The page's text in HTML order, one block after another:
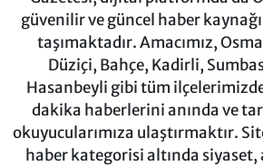
güvenilir ve güncel haber
taşımaktadır. Amacımız,
Düziçi, Bahçe, Kadirli,
Hasanbeyli gibi tüm
dakika haberlerini anında ve
okuyucularımıza ulaştırmaktır.
haber kategorisi altında